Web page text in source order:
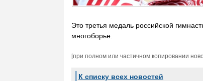
Это третья медаль российской
многоборье.
[при полном или частичном копировании
К списку всех новостей